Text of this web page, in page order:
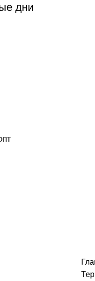
дни